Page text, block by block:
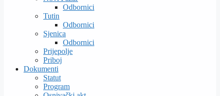
Odbornici
Tutin
Odbornici
Sjenica
Odbornici
Prijepolje
Priboj
Dokumenti
Statut
Program